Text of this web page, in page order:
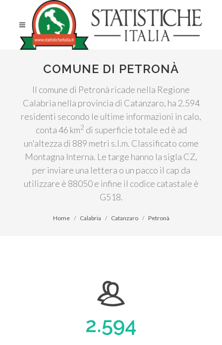
COMUNE DI PETRONÀ
Il comune di Petronà ricade nella Regione
Calabria nella provincia di Catanzaro, ha 2.594
residenti secondo le ultime informazioni in calo,
conta 46 km2 di superficie totale ed è ad
un'altezza di 889 metri s.l.m. Classificato come
Montagna Interna. Le targe hanno la sigla CZ,
per inviare una lettera o un pacco il cap da
utilizzare è 88050 e infine il codice catastale è
G518.
Home Calabria Catanzaro Petronà
2.594